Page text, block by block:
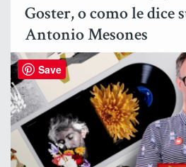
Goster, o como le dice
Antonio Mesones
Save